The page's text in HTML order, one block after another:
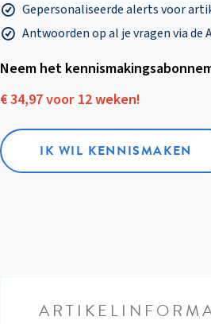
Gepersonaliseerde alerts voor
Antwoorden op al je vragen via de
Neem het
€ 34,97 voor 12 weken!
IK WIL KENNISMAKEN